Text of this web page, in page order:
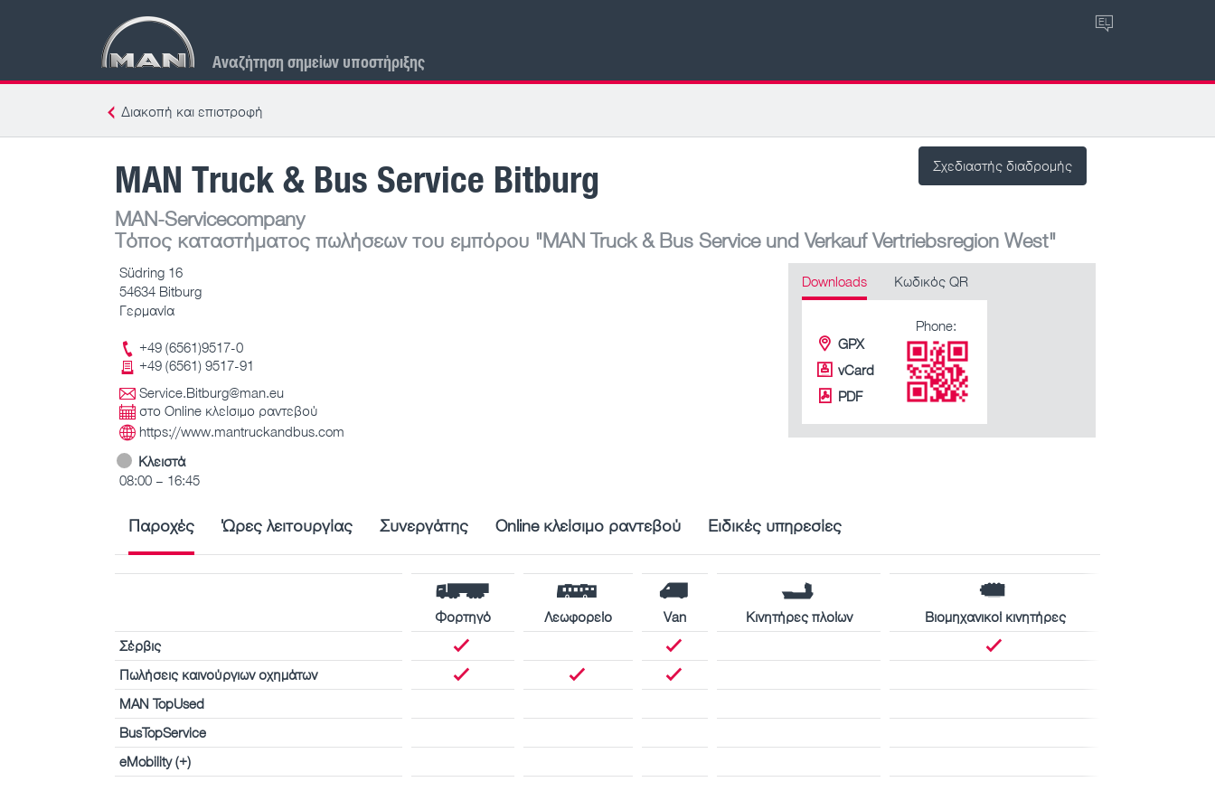
Αναζήτηση σημείων υποστήριξης
EL
Διακοπή και επιστροφή
Σχεδιαστής διαδρομής
MAN Truck & Bus Service Bitburg
MAN-Servicecompany
Τόπος καταστήματος πωλήσεων του εμπόρου "MAN Truck & Bus Service und Verkauf Vertriebsregion West"
Südring 16
54634 Bitburg
Γερμανία
+49 (6561)9517-0
+49 (6561) 9517-91
Service.Bitburg@man.eu
στο Online κλείσιμο ραντεβού
https://www.mantruckandbus.com
Κλειστά
08:00 – 16:45
Downloads Κωδικός QR
GPX
vCard
PDF
Phone:
Παροχές Ώρες λειτουργίας Συνεργάτης Online κλείσιμο ραντεβού Ειδικές υπηρεσίες
Φορτηγό Λεωφορείο Van Κινητήρες πλοίων
Βιομηχανικοί κινητήρες
Σέρβις
Πωλήσεις καινούργιων οχημάτων
MAN TopUsed
BusTopService
eMobility (+)